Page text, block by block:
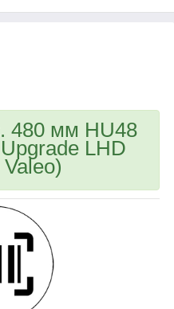
480 мм HU48
LHD